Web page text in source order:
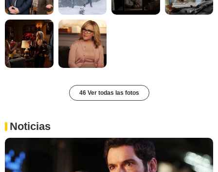
46 Ver todas las fotos
Noticias